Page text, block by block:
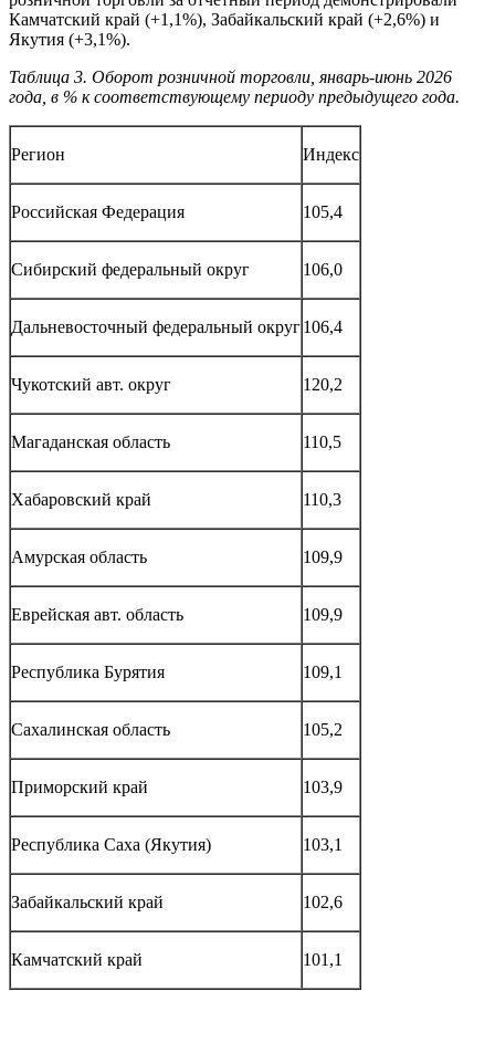
Камчатский край (+1,1%), Забайкальский край (+2,6%) и
Якутия (+3,1%).
Таблица 3. Оборот розничной торговли, январь-июнь 2026
года, в % к соответствующему периоду предыдущего года.
Регион Индекс
Российская Федерация 105,4
Сибирский федеральный округ 106,0
Дальневосточный федеральный округ106,4
Чукотский авт. округ 120,2
Магаданская область 110,5
Хабаровский край 110,3
Амурская область 109,9
Еврейская авт. область 109,9
Республика Бурятия 109,1
Сахалинская область 105,2
Приморский край 103,9
Республика Саха (Якутия) 103,1
Забайкальский край 102,6
Камчатский край 101,1